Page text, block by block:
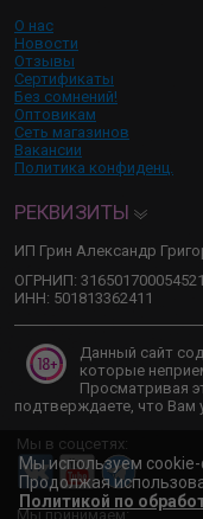
О нас
Новости
Отзывы
Сертификаты
Без сомнений!
Оптовикам
Сеть магазинов
Вакансии
Политика конфиденц.
РЕКВИЗИТЫ
ИП Грин Александр
ОГРНИП: 316501700054521
ИНН: 501813362411
Данный сайт
которые
Просматривая
подтверждаете, что Вам
Мы в соцсетях:
Мы принимаем:
Мы используем
Продолжая
Политикой по